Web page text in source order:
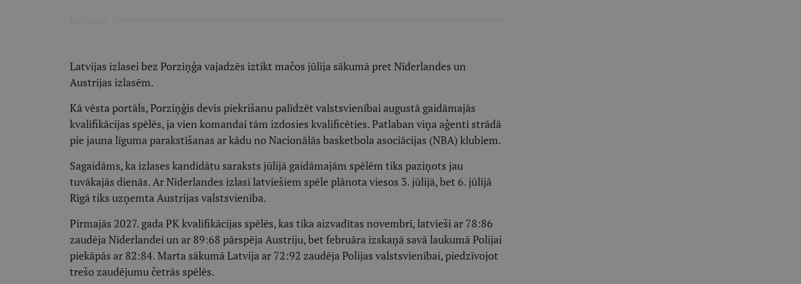
Latvijas izlasei bez Porziņģa vajadzēs iztikt mačos jūlija sākumā pret Nīderlandes un
Austrijas izlasēm.
Kā vēsta portāls, Porziņģis devis piekrišanu palīdzēt valstsvienībai augustā gaidāmajās
kvalifikācijas spēlēs, ja vien komandai tām izdosies kvalificēties. Patlaban viņa aģenti strādā
pie jauna līguma parakstīšanas ar kādu no Nacionālās basketbola asociācijas (NBA) klubiem.
Sagaidāms, ka izlases kandidātu saraksts jūlijā gaidāmajām spēlēm tiks paziņots jau
tuvākajās dienās. Ar Nīderlandes izlasi latviešiem spēle plānota viesos 3. jūlijā, bet 6. jūlijā
Rīgā tiks uzņemta Austrijas valstsvienība.
Pirmajās 2027. gada PK kvalifikācijas spēlēs, kas tika aizvadītas novembrī, latvieši ar 78:86
zaudēja Nīderlandei un ar 89:68 pārspēja Austriju, bet februāra izskaņā savā laukumā Polijai
piekāpās ar 82:84. Marta sākumā Latvija ar 72:92 zaudēja Polijas valstsvienībai, piedzīvojot
trešo zaudējumu četrās spēlēs.